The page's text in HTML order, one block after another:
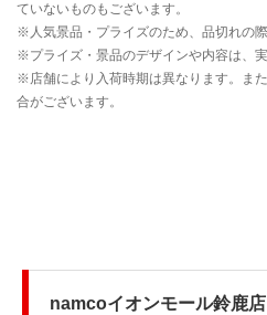
namcoイオンモール鈴鹿店